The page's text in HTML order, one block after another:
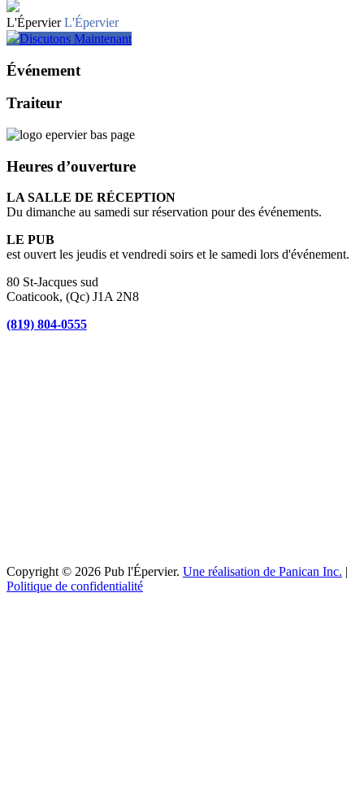
L'Épervier L'Épervier
Discutons Maintenant
Événement
Traiteur
Heures d’ouverture
LA SALLE DE RÉCEPTION
Du dimanche au samedi sur réservation pour des événements.
LE PUB
est ouvert les jeudis et vendredi soirs et le samedi lors d'événement.
80 St-Jacques sud
Coaticook, (Qc) J1A 2N8
(819) 804-0555
Copyright © 2026 Pub l'Épervier. Une réalisation de Panican Inc. |
Politique de confidentialité